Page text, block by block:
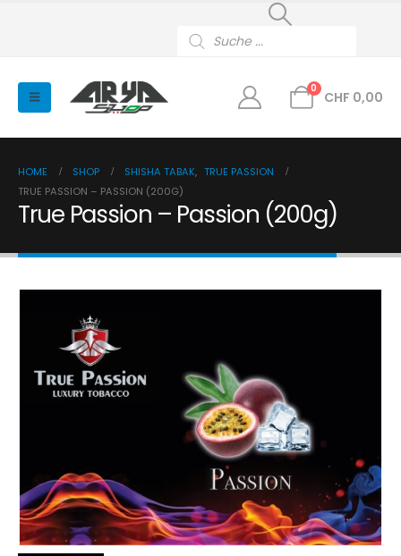
search
0
CHF 0,00
HOME SHOP SHISHA TABAK, TRUE PASSION
TRUE PASSION – PASSION (200G)
True Passion – Passion (200g)